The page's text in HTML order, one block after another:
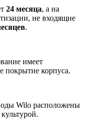
24 месяца, а на
не входящие
.
имеет
покрытие корпуса.
Wilo расположены